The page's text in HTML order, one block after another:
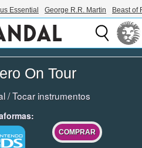
Essential George R.R. Martin Beast of
On Tour
/Tocar instrumentos
COMPRAR